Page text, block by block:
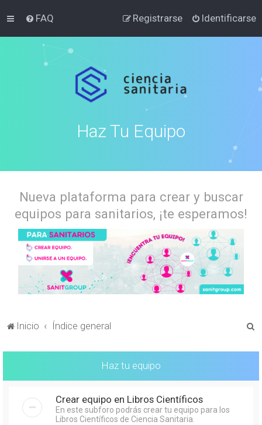
FAQ Identificarse
Registrarse
Haz Tu Equipo
Nueva plataforma para crear y buscar
equipos para sanitarios, ¡te esperamos!
Inicio Índice general
Haz tu equipo
Crear equipo en Libros Científicos
En este subforo podrás crear tu equipo para los
Libros Científicos de Ciencia Sanitaria.